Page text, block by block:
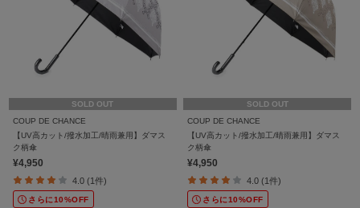
SOLD OUT
COUP DE CHANCE
【UV高カット/撥水加工/晴雨兼用】ダマス
ク柄傘
¥4,950
4.0 (1件)
さらに10%OFF
SOLD OUT
COUP DE CHANCE
【UV高カット/撥水加工/晴雨兼用】ダマス
ク柄傘
¥4,950
4.0 (1件)
さらに10%OFF